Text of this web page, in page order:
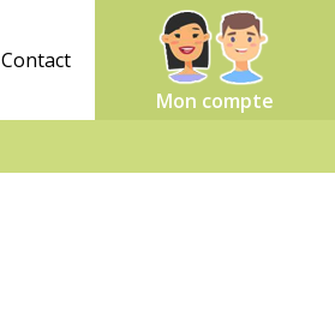
Contact
Mon compte